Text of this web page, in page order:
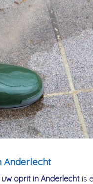
Anderlecht
oprit in Anderlecht is